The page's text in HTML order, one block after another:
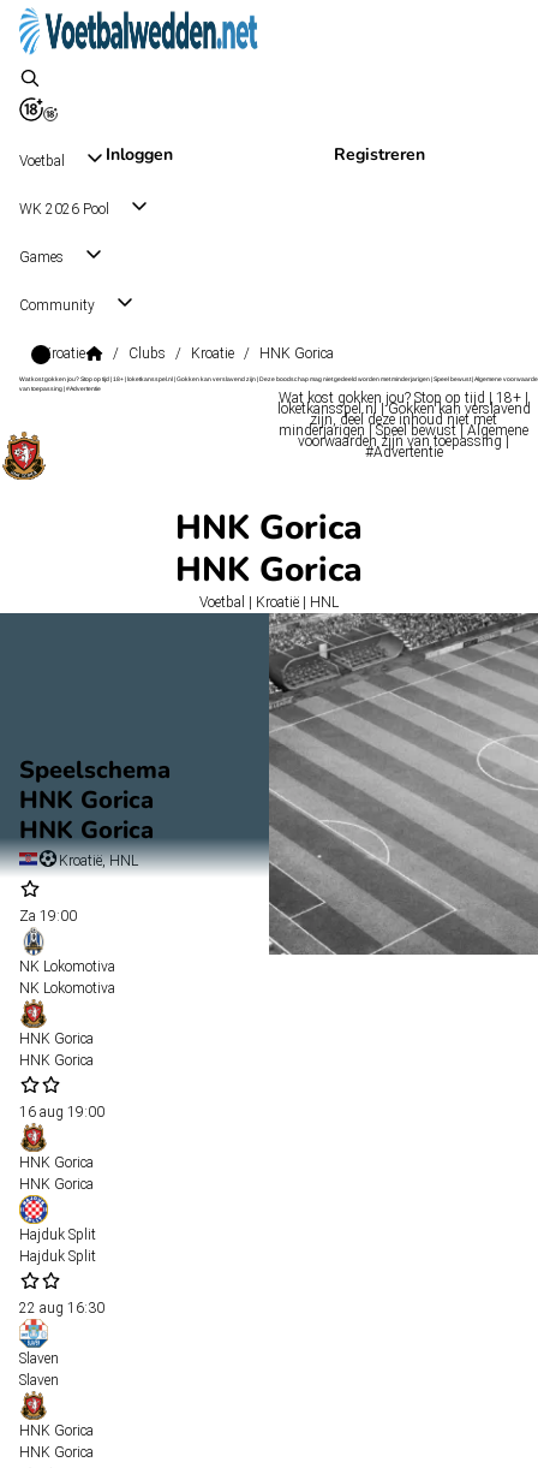
Inloggen Registreren
Voetbal
WK 2026 Pool
Games
Community
Kroatie / Clubs / Kroatie / HNK Gorica
Wat kost gokken jou? Stop op tijd | 18+ | loketkansspel.nl | Gokken kan verslavend zijn | Deze boodschap mag niet gedeeld worden met minderjarigen | Speel bewust | Algemene
van toepassing | #Advertentie
Wat kost gokken jou? Stop op tijd | 18+ |
loketkansspel.nl | Gokken kan verslavend
zijn, deel deze inhoud niet met
minderjarigen | Speel bewust | Algemene
voorwaarden zijn van toepassing |
#Advertentie
HNK Gorica
HNK Gorica
Voetbal | Kroatië | HNL
Speelschema
HNK Gorica
HNK Gorica
Kroatië, HNL
Za 19:00
NK Lokomotiva
NK Lokomotiva
HNK Gorica
HNK Gorica
16 aug 19:00
HNK Gorica
HNK Gorica
Hajduk Split
Hajduk Split
22 aug 16:30
Slaven
Slaven
HNK Gorica
HNK Gorica